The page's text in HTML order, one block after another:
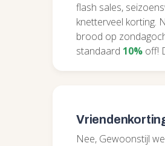
flash sales,
knetterveel korting.
brood op
standaard 10% off!
Nee, Gewoonstijl